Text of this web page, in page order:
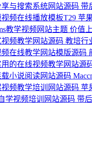
与搜索系统网站源码 带
视频在线播放模板T29 苹
教学视频网站主题 价值
频教学网站源码 教培行
在线教学网站模版源码
用的在线视频教学网站源
小说阅读网站源码
频教学培训网站源码 苹
学视频培训网站源码 带